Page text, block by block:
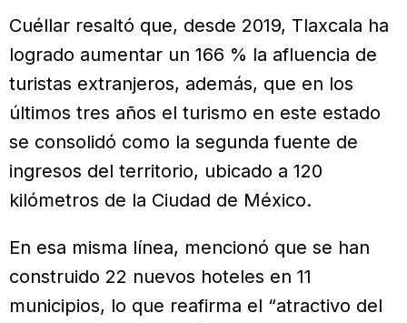
Cuéllar resaltó que, desde 2019, Tlaxcala ha
logrado aumentar un 166 % la afluencia de
turistas extranjeros, además, que en los
últimos tres años el turismo en este estado
se consolidó como la segunda fuente de
ingresos del territorio, ubicado a 120
kilómetros de la Ciudad de México.
En esa misma línea, mencionó que se han
construido 22 nuevos hoteles en 11
municipios, lo que reafirma el “atractivo del